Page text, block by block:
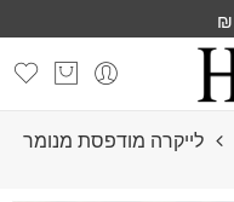
לייקרה מודפסת מנומר